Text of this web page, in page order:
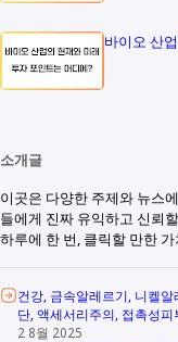
바이오 산
소개글
이곳은 다양한 주제와 뉴스
들에게 진짜 유익하고 신뢰
하루에 한 번, 클릭할 만한
건강 금속알레르기 니켈알
단 액세서리주의 접촉성피
2 8월 2025